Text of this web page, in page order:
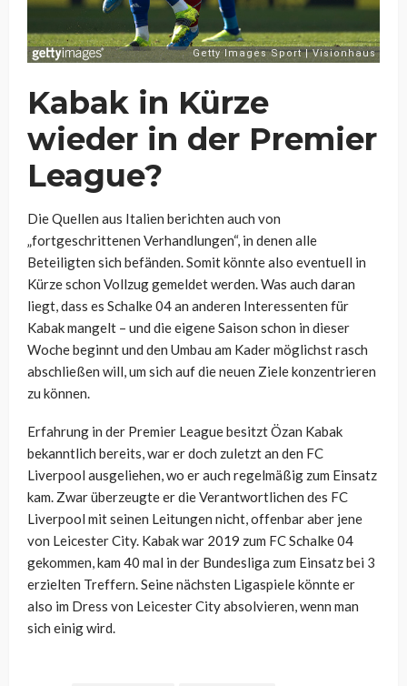
Kabak in Kürze
wieder in der Premier
League?
Die Quellen aus Italien berichten auch von
„fortgeschrittenen Verhandlungen“, in denen alle
Beteiligten sich befänden. Somit könnte also eventuell in
Kürze schon Vollzug gemeldet werden. Was auch daran
liegt, dass es Schalke 04 an anderen Interessenten für
Kabak mangelt – und die eigene Saison schon in dieser
Woche beginnt und den Umbau am Kader möglichst rasch
abschließen will, um sich auf die neuen Ziele konzentrieren
zu können.
Erfahrung in der Premier League besitzt Özan Kabak
bekanntlich bereits, war er doch zuletzt an den FC
Liverpool ausgeliehen, wo er auch regelmäßig zum Einsatz
kam. Zwar überzeugte er die Verantwortlichen des FC
Liverpool mit seinen Leitungen nicht, offenbar aber jene
von Leicester City. Kabak war 2019 zum FC Schalke 04
gekommen, kam 40 mal in der Bundesliga zum Einsatz bei 3
erzielten Treffern. Seine nächsten Ligaspiele könnte er
also im Dress von Leicester City absolvieren, wenn man
sich einig wird.